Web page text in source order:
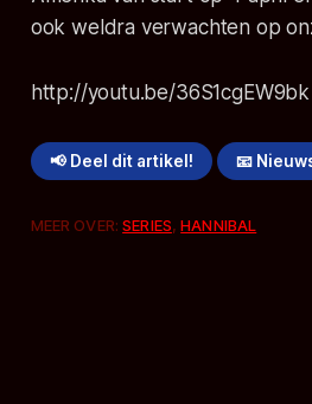
ook weldra verwachten op
http://youtu.be/36S1cgEW9bk
📢 Deel dit artikel! 📧
MEER OVER:SERIES,HANNIBAL